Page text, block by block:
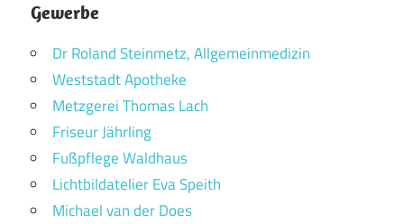
Gewerbe
Dr Roland Steinmetz, Allgemeinmedizin
Weststadt Apotheke
Metzgerei Thomas Lach
Friseur Jährling
Fußpflege Waldhaus
Lichtbildatelier Eva Speith
Michael van der Does